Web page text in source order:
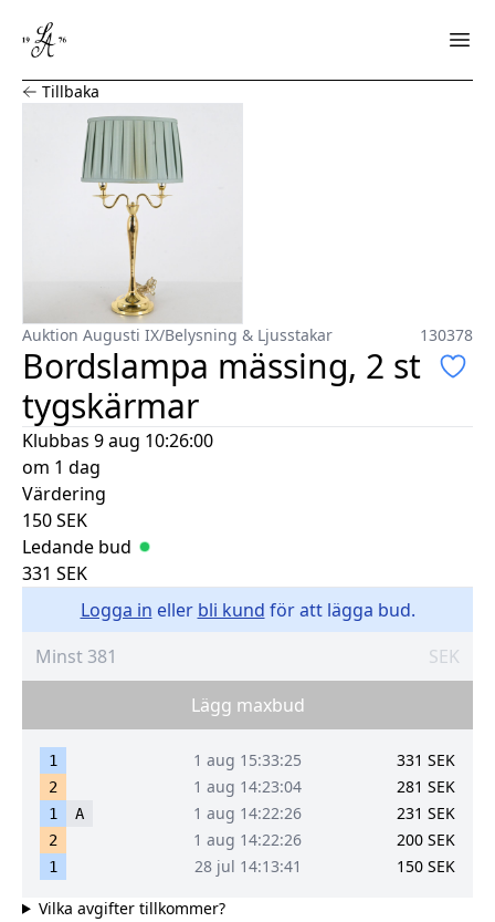
Bordslampa mässing, 2 st tygskärmar
Tillbaka
Auktion Augusti IX/Belysning & Ljusstakar 130378
Bordslampa mässing, 2 st
tygskärmar
Klubbas 9 aug 10:26:00
om 1 dag
Värdering
150SEK
Ledande bud
331 SEK
Logga in eller bli kund för att lägga bud.
SEK
Lägg maxbud
1 1 aug 15:33:25 331 SEK
2 1 aug 14:23:04 281 SEK
1 A 1 aug 14:22:26 231 SEK
2 1 aug 14:22:26 200 SEK
1 28 jul 14:13:41 150 SEK
Vilka avgifter tillkommer?